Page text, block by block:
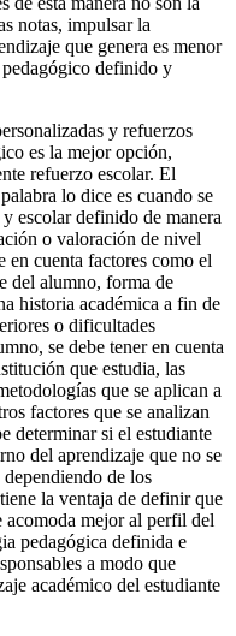
notas, impulsar la
que genera es menor
definido y
y refuerzos
es la mejor opción,
refuerzo escolar. El
lo dice es cuando se
escolar definido de manera
o valoración de nivel
en cuenta factores como el
del alumno, forma de
historia académica a fin de
o dificultades
se debe tener en cuenta
que estudia, las
que se aplican a
factores que se analizan
determinar si el estudiante
del aprendizaje que no se
de los
la ventaja de definir que
acomoda mejor al perfil del
pedagógica definida e
a modo que
académico del estudiante